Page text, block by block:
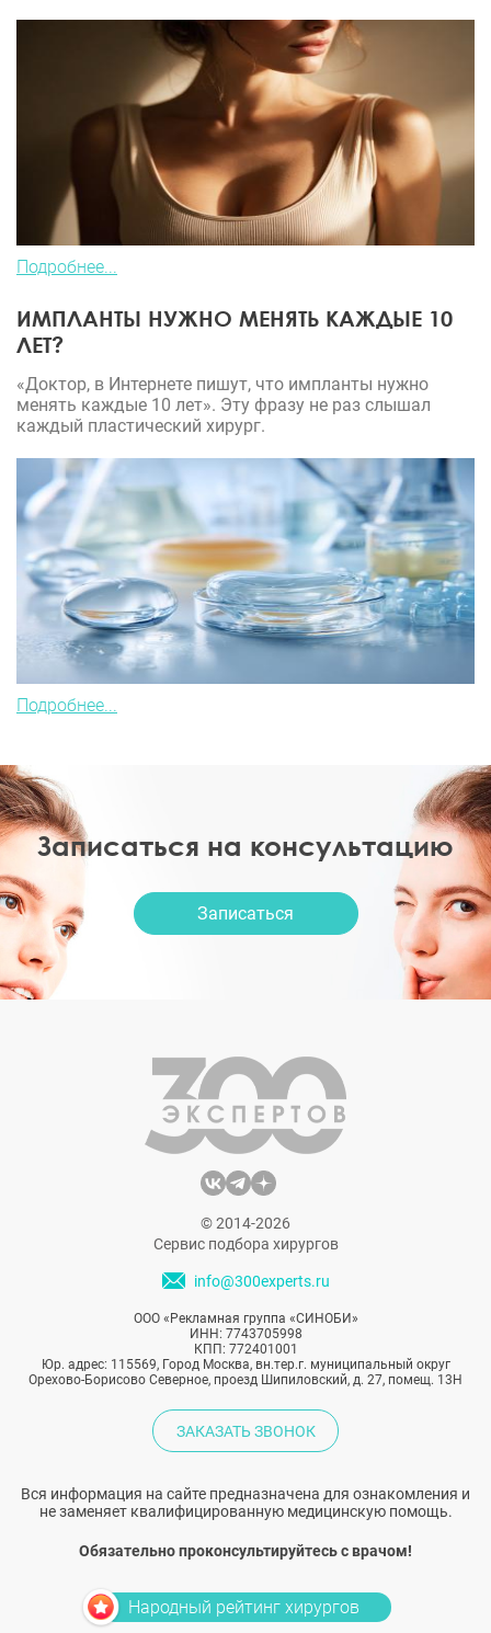
Подробнее...
ИМПЛАНТЫ НУЖНО МЕНЯТЬ КАЖДЫЕ 10
ЛЕТ?
«Доктор, в Интернете пишут, что импланты нужно
менять каждые 10 лет». Эту фразу не раз слышал
каждый пластический хирург.
Подробнее...
Записаться на консультацию
Записаться
© 2014-2026
Сервис подбора хирургов
info@300experts.ru
ООО «Рекламная группа «СИНОБИ»
ИНН: 7743705998
КПП: 772401001
Юр. адрес: 115569, Город Москва, вн.тер.г. муниципальный округ
Орехово-Борисово Северное, проезд Шипиловский, д. 27, помещ. 13Н
ЗАКАЗАТЬ ЗВОНОК
Вся информация на сайте предназначена для ознакомления и
не заменяет квалифицированную медицинскую помощь.
Обязательно проконсультируйтесь с врачом!
Народный рейтинг хирургов